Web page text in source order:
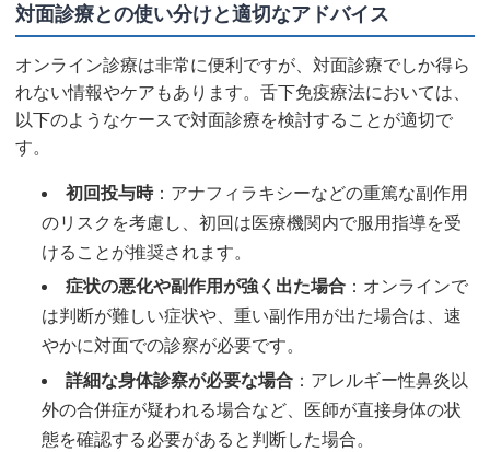
対面診療との使い分けと適切なアドバイス
オンライン診療は非常に便利ですが、対面診療でしか得ら
れない情報やケアもあります。舌下免疫療法においては、
以下のようなケースで対面診療を検討することが適切で
す。
初回投与時：アナフィラキシーなどの重篤な副作用
のリスクを考慮し、初回は医療機関内で服用指導を受
けることが推奨されます。
症状の悪化や副作用が強く出た場合 ：オンラインで
は判断が難しい症状や、重い副作用が出た場合は、速
やかに対面での診察が必要です。
詳細な身体診察が必要な場合 ：アレルギー性鼻炎以
外の合併症が疑われる場合など、医師が直接身体の状
態を確認する必要があると判断した場合。